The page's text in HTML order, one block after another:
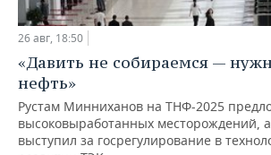
26 авг, 18:50
«Давить не собираемся —
нефть»
Рустам Минниханов на ТНФ-2025
высоковыработанных
выступил за госрегулирование в